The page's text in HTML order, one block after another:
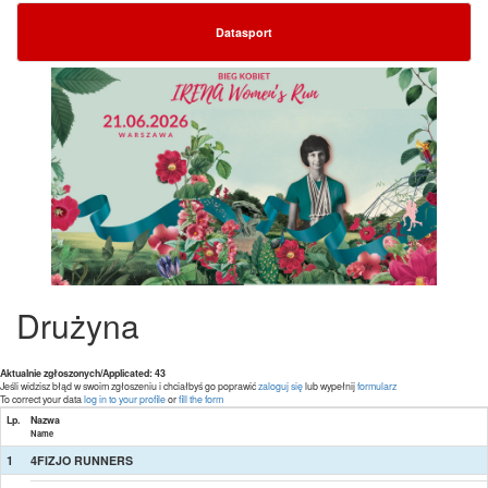
Datasport
Drużyna
Aktualnie zgłoszonych/Applicated: 43
Jeśli widzisz błąd w swoim zgłoszeniu i chciałbyś go poprawićzaloguj sięlub wypełnijformularz
To correct your datalog in to your profileorfill the form
Lp.
Nazwa
Name
1 4FIZJO RUNNERS